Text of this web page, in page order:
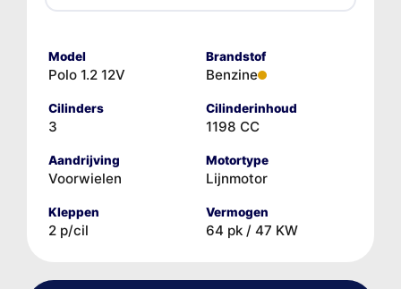
Model
Polo 1.2 12V
Brandstof
Benzine
Cilinders
3
Cilinderinhoud
1198 CC
Aandrijving
Voorwielen
Motortype
Lijnmotor
Kleppen
2 p/cil
Vermogen
64 pk / 47 KW